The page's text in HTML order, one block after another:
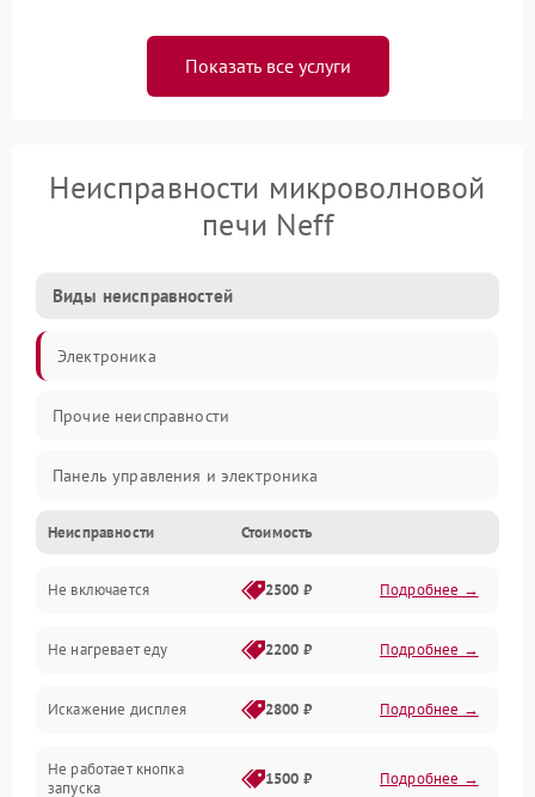
Показать все услуги
Неисправности микроволновой
печи Neff
Виды неисправностей
Электроника
Прочие неисправности
Панель управления и электроника
Дверца и корпус
Механика и внутренние элементы
Механические повреждения
Питание и запуск
Нагрев и приготовление
Неисправности Стоимость
Не включается 2500 ₽ Подробнее →
Не нагревает еду 2200 ₽ Подробнее →
Искажение дисплея 2800 ₽ Подробнее →
Не работает кнопка
запуска
1500 ₽ Подробнее →